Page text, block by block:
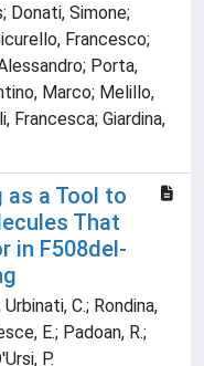
Donati, Simone;
Francesco;
Porta,
Marco; Melillo,
Francesca; Giardina,
as a Tool to
That
in F508del-
C.; Rondina,
E.; Padoan, R.;
P.